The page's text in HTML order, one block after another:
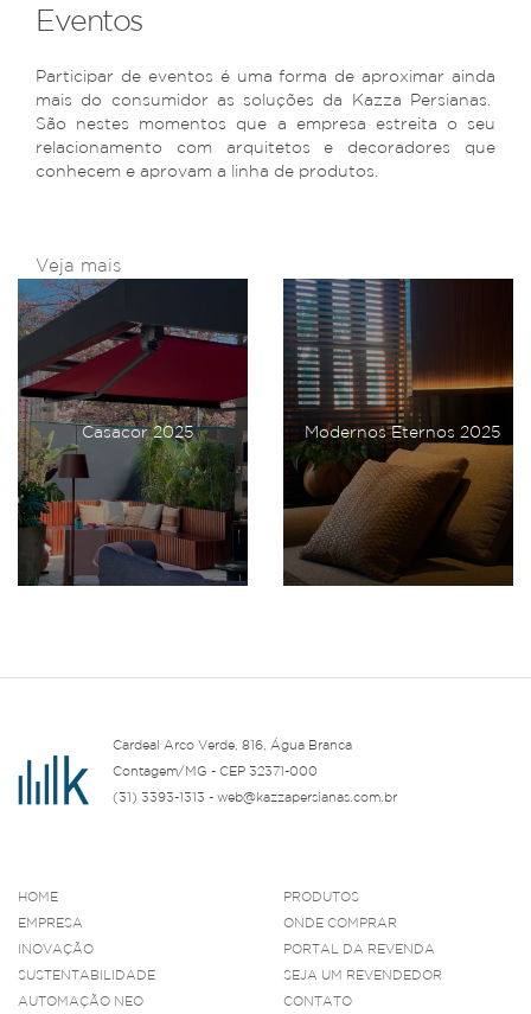
Eventos
Participar de eventos é uma forma de aproximar ainda
mais do consumidor as soluções da Kazza Persianas.
São nestes momentos que a empresa estreita o seu
relacionamento com arquitetos e decoradores que
conhecem e aprovam a linha de produtos.
Veja mais
Casacor 2025 Modernos Eternos 2025
Cardeal Arco Verde, 816, Água Branca
Contagem/MG - CEP 32371-000
(31) 3393-1313 - web@kazzapersianas.com.br
HOME
EMPRESA
INOVAÇÃO
SUSTENTABILIDADE
AUTOMAÇÃO NEO
PRODUTOS
ONDE COMPRAR
PORTAL DA REVENDA
SEJA UM REVENDEDOR
CONTATO